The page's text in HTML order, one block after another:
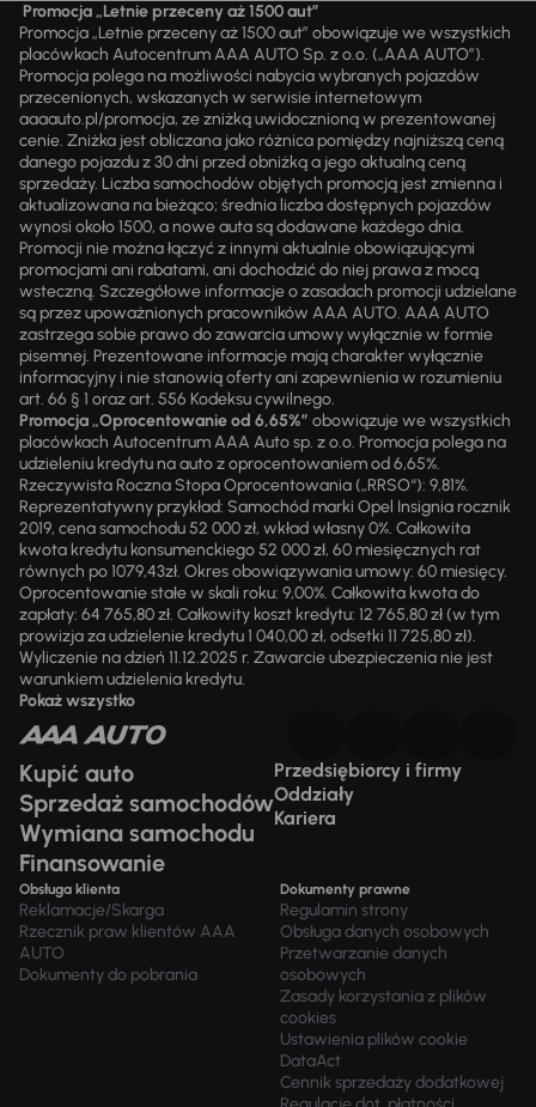
Promocja „Letnie przeceny aż 1500 aut”
Promocja „Letnie przeceny aż 1500 aut” obowiązuje we wszystkich
placówkach Autocentrum AAA AUTO Sp. z o.o. („AAA AUTO”).
Promocja polega na możliwości nabycia wybranych pojazdów
przecenionych, wskazanych w serwisie internetowym
aaaauto.pl/promocja, ze zniżką uwidocznioną w prezentowanej
cenie. Zniżka jest obliczana jako różnica pomiędzy najniższą ceną
danego pojazdu z 30 dni przed obniżką a jego aktualną ceną
sprzedaży. Liczba samochodów objętych promocją jest zmienna i
aktualizowana na bieżąco; średnia liczba dostępnych pojazdów
wynosi około 1500, a nowe auta są dodawane każdego dnia.
Promocji nie można łączyć z innymi aktualnie obowiązującymi
promocjami ani rabatami, ani dochodzić do niej prawa z mocą
wsteczną. Szczegółowe informacje o zasadach promocji udzielane
są przez upoważnionych pracowników AAA AUTO. AAA AUTO
zastrzega sobie prawo do zawarcia umowy wyłącznie w formie
pisemnej. Prezentowane informacje mają charakter wyłącznie
informacyjny i nie stanowią oferty ani zapewnienia w rozumieniu
art. 66 § 1 oraz art. 556 Kodeksu cywilnego.
Promocja „Oprocentowanie od 6,65%” obowiązuje we wszystkich
placówkach Autocentrum AAA Auto sp. z o.o. Promocja polega na
udzieleniu kredytu na auto z oprocentowaniem od 6,65%.
Rzeczywista Roczna Stopa Oprocentowania („RRSO“): 9,81%.
Reprezentatywny przykład: Samochód marki Opel Insignia rocznik
2019, cena samochodu 52 000 zł, wkład własny 0%. Całkowita
kwota kredytu konsumenckiego 52 000 zł, 60 miesięcznych rat
równych po 1079,43zł. Okres obowiązywania umowy: 60 miesięcy.
Oprocentowanie stałe w skali roku: 9,00%. Całkowita kwota do
zapłaty: 64 765,80 zł. Całkowity koszt kredytu: 12 765,80 zł (w tym
prowizja za udzielenie kredytu 1 040,00 zł, odsetki 11 725,80 zł).
Wyliczenie na dzień 11.12.2025 r. Zawarcie ubezpieczenia nie jest
warunkiem udzielenia kredytu.
Pokaż wszystko
Kupić auto
Sprzedaż samochodów
Wymiana samochodu
Finansowanie
Przedsiębiorcy i firmy
Oddziały
Kariera
Obsługa klienta
Reklamacje/Skarga
Rzecznik praw klientów AAA
AUTO
Dokumenty do pobrania
Dokumenty prawne
Regulamin strony
Obsługa danych osobowych
Przetwarzanie danych
osobowych
Zasady korzystania z plików
cookies
Ustawienia plików cookie
DataAct
Cennik sprzedaży dodatkowej